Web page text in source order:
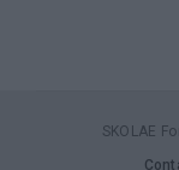
SKOLAE